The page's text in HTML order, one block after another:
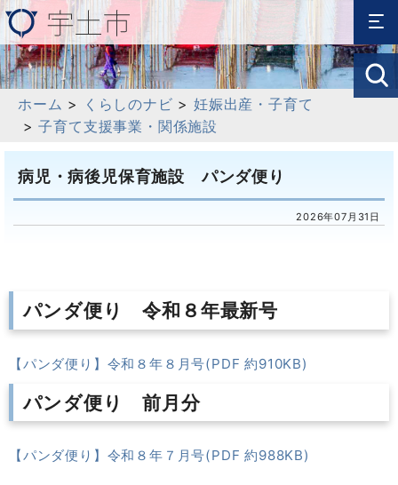
ホーム > くらしのナビ >妊娠出産・子育て
>子育て支援事業・関係施設
病児・病後児保育施設 パンダ便り
2026年07月31日
パンダ便り 令和８年最新号
【パンダ便り】令和８年８月号(PDF 約910KB)
パンダ便り 前月分
【パンダ便り】令和８年７月号(PDF 約988KB)